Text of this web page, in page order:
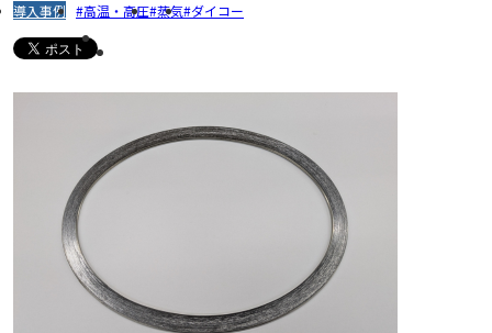
導入事例 高温・高圧 蒸気 ダイコー